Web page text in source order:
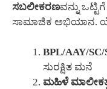
ಸಬಲೀಕರಣವನ್ನು
ಸಾಮಾಜಿಕ ಅಭಿಯಾನ.
BPL/AAY/SC/
ಸುರಕ್ಷಿತ ಮನೆ
ಮಹಿಳೆ